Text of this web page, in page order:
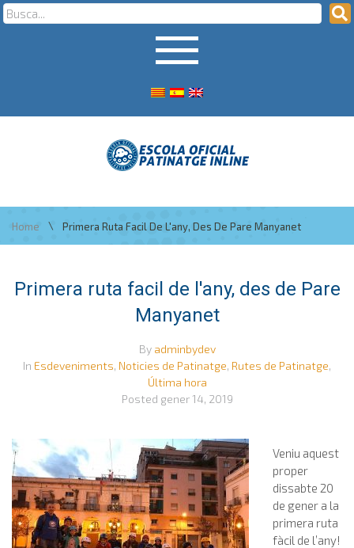
Home \ Primera Ruta Facil De L'any, Des De Pare Manyanet
Primera ruta facil de l'any, des de Pare
Manyanet
By adminbydev
In Esdeveniments, Noticies de Patinatge, Rutes de Patinatge,
Última hora
Posted gener 14, 2019
Veniu aquest
proper
dissabte 20
de gener a la
primera ruta
fàcil de l’any!